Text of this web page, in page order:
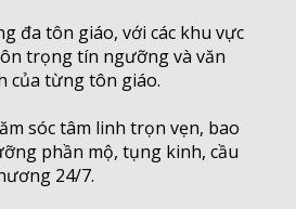
đa tôn giáo, với các khu vực
trọng tín ngưỡng và văn
của từng tôn giáo.
sóc tâm linh trọn vẹn, bao
phần mộ, tụng kinh, cầu
24/7.